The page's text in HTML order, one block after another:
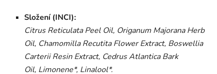
Složení (INCI):
Citrus Reticulata Peel Oil, Origanum Majorana Herb
Oil, Chamomilla Recutita Flower Extract, Boswellia
Carterii Resin Extract, Cedrus Atlantica Bark
Oil, Limonene*, Linalool*.